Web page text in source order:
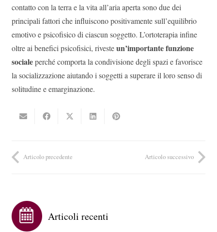
contatto con la terra e la vita all’aria aperta sono due dei
principali fattori che influiscono positivamente sull’equilibrio
emotivo e psicofisico di ciascun soggetto. L’ortoterapia infine
oltre ai benefici psicofisici, rivesteun’importante funzione
socialeperché comporta la condivisione degli spazi e favorisce
la socializzazione aiutando i soggetti a superare il loro senso di
solitudine e emarginazione.
Articolo precedente Articolo successivo
Articoli recenti